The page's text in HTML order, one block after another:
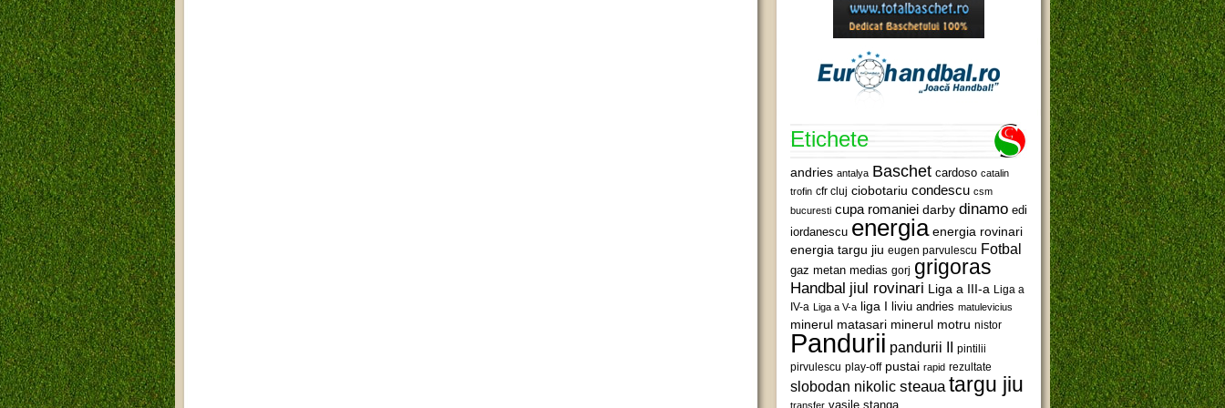
Etichete
andries antalya Baschet cardoso catalin
trofin cfr cluj ciobotariu condescu csm
bucuresti cupa romaniei darby dinamo edi
iordanescu energia energia rovinari
energia targu jiu eugen parvulescu Fotbal
gaz metan medias gorj grigoras
Handbal jiul rovinari Liga a III-a Liga a
IV-a Liga a V-a liga I liviu andries matulevicius
minerul matasari minerul motru nistor
Pandurii pandurii II pintilii
pirvulescu play-off pustai rapid rezultate
slobodan nikolic steaua targu jiu
transfer vasile stanga